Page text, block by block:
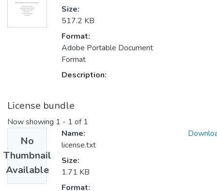
Size:
517.2 KB
Format:
Adobe Portable Document
Format
Description:
License bundle
Now showing 1 - 1 of 1
No
Thumbnail
Available
Name:
license.txt
Size:
1.71 KB
Format: